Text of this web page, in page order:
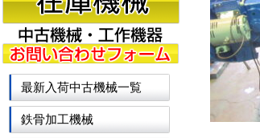
最新入荷中古機械一覧
鉄骨加工機械